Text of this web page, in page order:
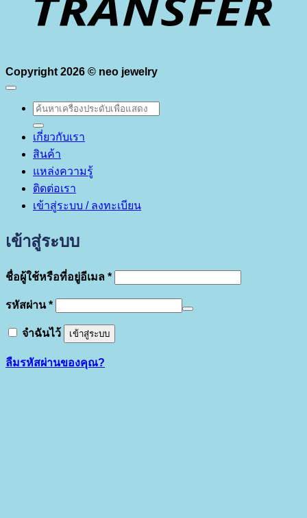
Copyright 2026 © neo jewelry
ค้นหา:
เกี่ยวกับเรา
สินค้า
แหล่งความรู้
ติดต่อเรา
เข้าสู่ระบบ / ลงทะเบียน
เข้าสู่ระบบ
ชื่อผู้ใช้หรือที่อยู่อีเมล *ต้องการ
รหัสผ่าน*ต้องการ
จำฉันไว้ เข้าสู่ระบบ
ลืมรหัสผ่านของคุณ?